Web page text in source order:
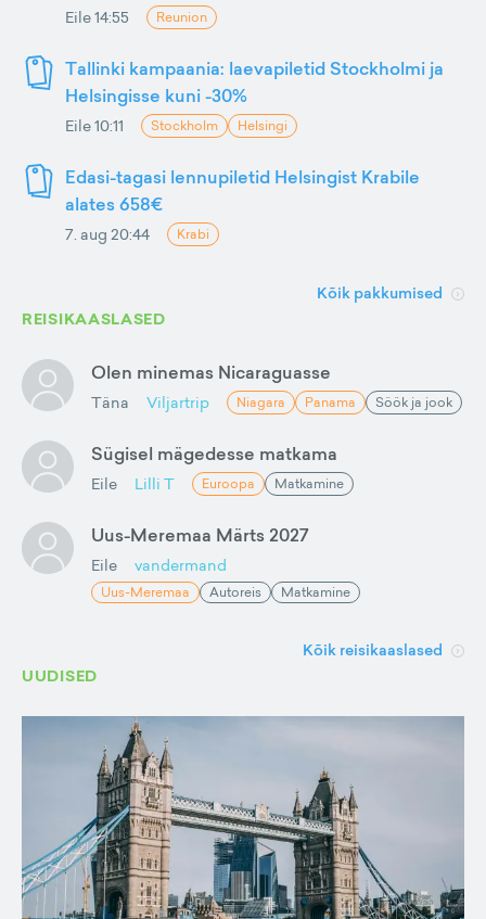
Eile 14:55 Reunion
Tallinki kampaania: laevapiletid Stockholmi ja
Helsingisse kuni -30%
Eile 10:11 Stockholm Helsingi
Edasi-tagasi lennupiletid Helsingist Krabile
alates 658€
7. aug 20:44 Krabi
Kõik pakkumised
REISIKAASLASED
Olen minemas Nicaraguasse
Täna Viljartrip Niagara Panama Söök ja jook
Sügisel mägedesse matkama
Eile Lilli T Euroopa Matkamine
Uus-Meremaa Märts 2027
Eile vandermand
Uus-Meremaa Autoreis Matkamine
Kõik reisikaaslased
UUDISED